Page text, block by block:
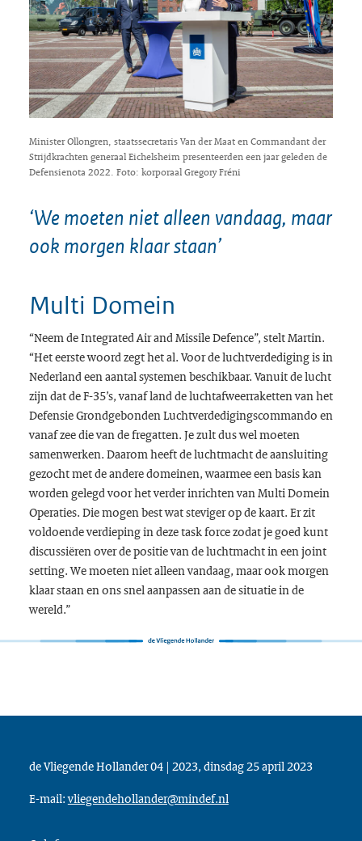
Minister Ollongren, staatssecretaris Van der Maat en Commandant der
Strijdkrachten generaal Eichelsheim presenteerden een jaar geleden de
Defensienota 2022. Foto: korporaal Gregory Fréni
‘We moeten niet alleen vandaag, maar
ook morgen klaar staan’
Multi Domein
“Neem de Integrated Air and Missile Defence”, stelt Martin.
“Het eerste woord zegt het al. Voor de luchtverdediging is in
Nederland een aantal systemen beschikbaar. Vanuit de lucht
zijn dat de F-35’s, vanaf land de luchtafweerraketten van het
Defensie Grondgebonden Luchtverdedigingscommando en
vanaf zee die van de fregatten. Je zult dus wel moeten
samenwerken. Daarom heeft de luchtmacht de aansluiting
gezocht met de andere domeinen, waarmee een basis kan
worden gelegd voor het verder inrichten van Multi Domein
Operaties. Die mogen best wat steviger op de kaart. Er zit
voldoende verdieping in deze task force zodat je goed kunt
discussiëren over de positie van de luchtmacht in een joint
setting. We moeten niet alleen vandaag, maar ook morgen
klaar staan en ons snel aanpassen aan de situatie in de
wereld.”
de Vliegende Hollander 04 | 2023, dinsdag 25 april 2023
E-mail:vliegendehollander@mindef.nl